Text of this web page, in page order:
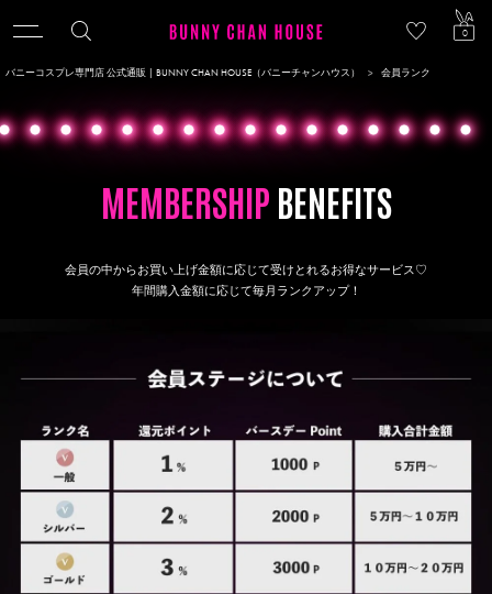
0
バニーコスプレ専門店 公式通販 | BUNNY CHAN HOUSE（バニーチャンハウス） 会員ランク
MEMBERSHIP BENEFITS
会員の中からお買い上げ金額に応じて受けとれるお得なサービス♡
年間購入金額に応じて毎月ランクアップ！